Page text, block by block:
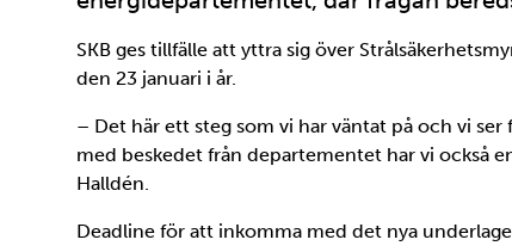
SKB ges tillfälle att yttra sig över
den 23 januari i år.
– Det här ett steg som vi har väntat på och vi
med beskedet från departementet har vi också
Halldén.
Deadline för att inkomma med det nya